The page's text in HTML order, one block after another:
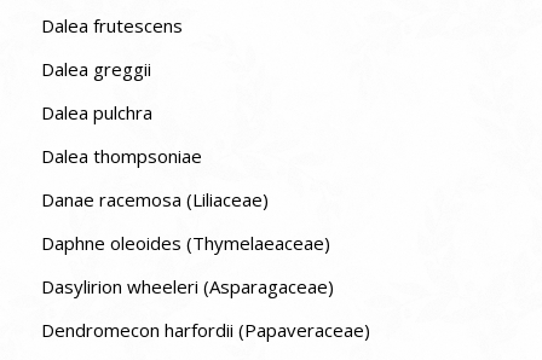
Dalea frutescens
Dalea greggii
Dalea pulchra
Dalea thompsoniae
Danae racemosa (Liliaceae)
Daphne oleoides (Thymelaeaceae)
Dasylirion wheeleri (Asparagaceae)
Dendromecon harfordii (Papaveraceae)